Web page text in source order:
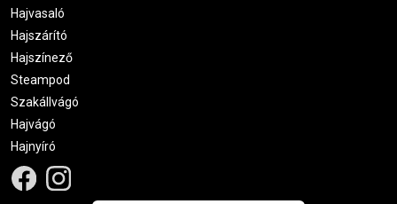
Hajvasaló
Hajszárító
Hajszínező
Steampod
Szakállvágó
Hajvágó
Hajnyíró